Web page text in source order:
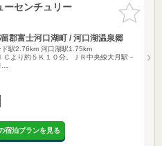
お気に入
りに追加
センチュリー
郡富士河口湖町 / 河口湖温泉郷
ド駅2.76km 河口湖駅1.75km
Ｃより約５Ｋ１０分。ＪＲ中央線大月駅－
宿泊プランを見る